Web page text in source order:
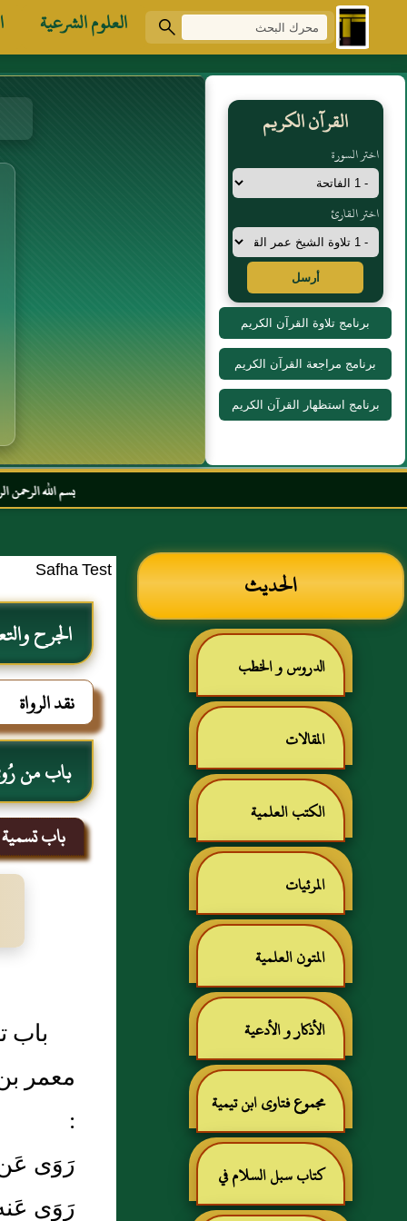
العلوم الشرعية
القرآن الكريم
اختر السورة
اختر القارئ
أرسل
برنامج تلاوة القرآن الكريم
برنامج مراجعة القرآن الكريم
برنامج استظهار القرآن الكريم
بسم الله الرحمن الرحيم
الحديث
الدروس و الخطب
المقالات
الكتب العلمية
المرئيات
المتون العلمية
الأذكار و الأدعية
مجموع فتاوى ابن تيمية
كتاب سبل السلام في
Safha Test
الجرح
نقد الرواة
باب من
باب
باب
معمر
:
رَوَى
رَوَى